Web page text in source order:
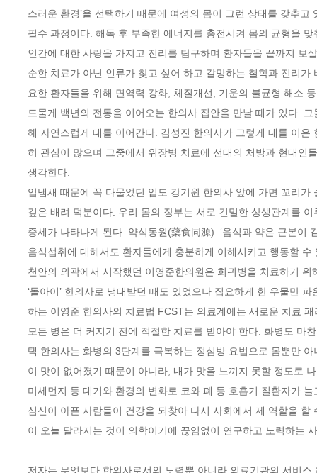
스러운 환경’을 선택하기 때문에 여성의 몸이 그런 상태를 갖추
필수 과정이다. 해독 후 부족한 에너지를 충전시켜 몸의 균형을
인간에 대한 사랑을 가지고 진리를 탐구하며 환자들을 끝까지 보
순한 치료가 아닌 인류가 찾고 싶어 하고 갈망하는 철학과 진리
요한 환자들을 위해 면역력 강화, 체질개선, 기운의 불균형 해소
드물게 백년의 전통을 이어오는 한의사 집안을 만날 때가 있다.
해 자연스럽게 대를 이어간다. 김성진 한의사가 그렇게 대를 이
히 관심이 많으며 그중에서 위장병 치료에 선대의 처방과 현대인
생각한다.
입냄새 때문에 꼭 다물었던 입도 강기원 한의사 앞에 가면 꼬리
깊은 배려 덕분이다. 우리 몸의 장부는 서로 긴밀한 상생관계를
증세가 나타나게 된다. 약식동원(藥食同源). ‘음식과 약은 근본이
음식섭취에 대해서도 환자들에게 충분하게 이해시키고 행동할 수
천안의 외곽에서 시작했던 이영준한의원은 희귀병을 치료하기
‘돌아이’ 한의사로 냉대받던 때도 있었으나 집요하게 한 우물만
하는 이영준 한의사의 치료법 FCST는 의료계에는 새로운 치료
모든 병은 더 커지기 전에 적절한 치료를 받아야 한다. 화병도 마
택 한의사는 화병의 3단계를 극복하는 정심방 요법으로 몸뿐만
이 맛이 없어졌기 때문이 아니라, 내가 맛을 느끼지 못할 정도로
미세먼지 등 대기와 환경의 변화로 코와 폐 등 호흡기 질환자가
심신이 아픈 사람들이 건강을 되찾아 다시 사회에서 제 역할을
이 오늘 달라지는 것이 의학이기에 끊임없이 연구하고 노력하는
저자는 무엇보다 한의사로서의 노력뿐 아니라 의료기관의 서비